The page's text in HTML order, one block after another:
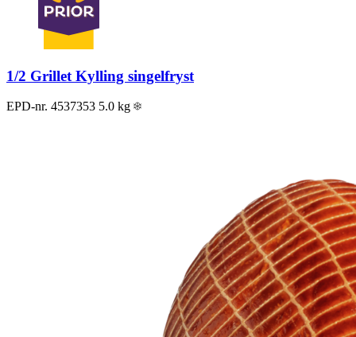
1/2 Grillet Kylling singelfryst
EPD-nr. 4537353 5.0 kg